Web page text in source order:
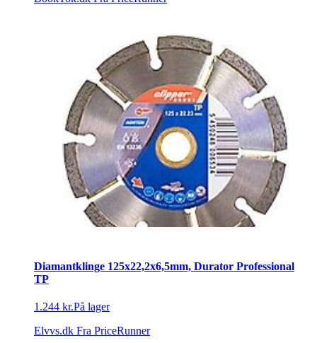
Diamantklinge 125x22,2x6,5mm, Durator Professional
TP
1.244 kr.På lager
Elvvs.dk Fra PriceRunner